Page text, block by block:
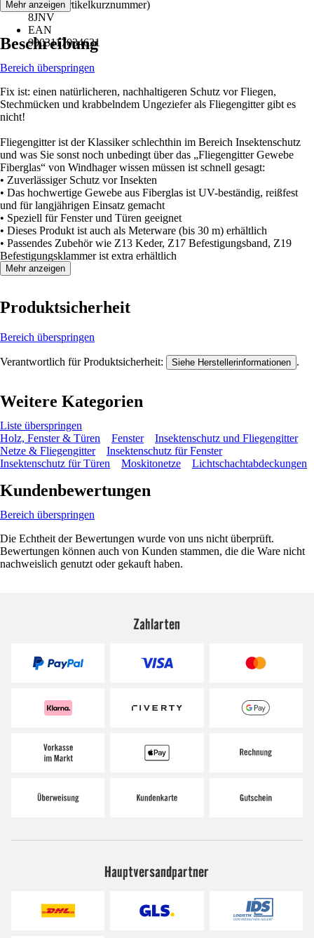
AKN (Artikelkurznummer)
8JNV
EAN
9003117034631
Mehr anzeigen
Beschreibung
Bereich überspringen
Fix ist: einen natürlicheren, nachhaltigeren Schutz vor Fliegen,
Stechmücken und krabbelndem Ungeziefer als Fliegengitter gibt es
nicht!
Fliegengitter ist der Klassiker schlechthin im Bereich Insektenschutz
und was Sie sonst noch unbedingt über das „Fliegengitter Gewebe
Fiberglas“ von Windhager wissen müssen ist schnell gesagt:
• Zuverlässiger Schutz vor Insekten
• Das hochwertige Gewebe aus Fiberglas ist UV-beständig, reißfest
und für langjährigen Einsatz gemacht
• Speziell für Fenster und Türen geeignet
• Dieses Produkt ist auch als Meterware (bis 30 m) erhältlich
• Passendes Zubehör wie Z13 Keder, Z17 Befestigungsband, Z19
Befestigungsklammer ist extra erhältlich
Mehr anzeigen
Produktsicherheit
Bereich überspringen
Verantwortlich für Produktsicherheit: Siehe Herstellerinformationen .
Weitere Kategorien
Liste überspringen
Holz, Fenster & Türen
Fenster
Insektenschutz und Fliegengitter
Netze & Fliegengitter
Insektenschutz für Fenster
Insektenschutz für Türen
Moskitonetze Lichtschachtabdeckungen
Kundenbewertungen
Bereich überspringen
Die Echtheit der Bewertungen wurde von uns nicht überprüft.
Bewertungen können auch von Kunden stammen, die die Ware nicht
nachweislich genutzt oder gekauft haben.
Zahlarten
Hauptversandpartner